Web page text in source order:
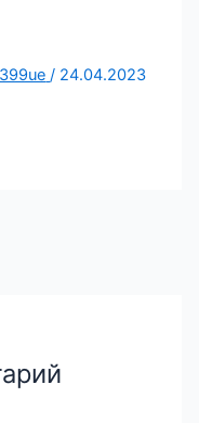
/ 24.04.2023